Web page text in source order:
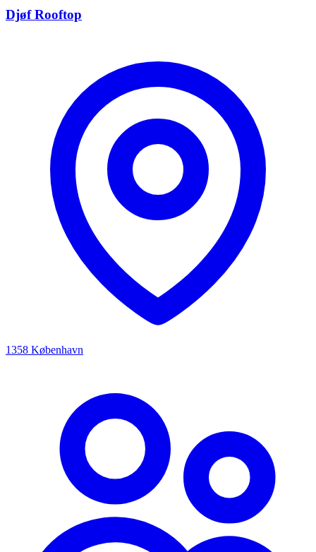
Djøf Rooftop
1358 København